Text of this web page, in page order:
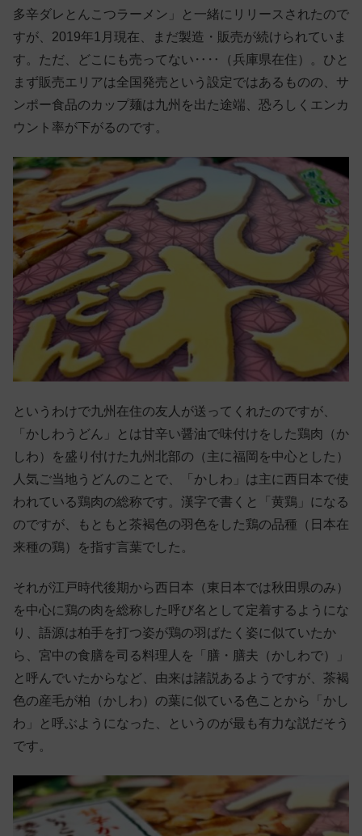
多辛ダレとんこつラーメン」と一緒にリリースされたので
すが、2019年1月現在、まだ製造・販売が続けられていま
す。ただ、どこにも売ってない‥‥（兵庫県在住）。ひと
まず販売エリアは全国発売という設定ではあるものの、サ
ンポー食品のカップ麺は九州を出た途端、恐ろしくエンカ
ウント率が下がるのです。
というわけで九州在住の友人が送ってくれたのですが、
「かしわうどん」とは甘辛い醤油で味付けをした鶏肉（か
しわ）を盛り付けた九州北部の（主に福岡を中心とした）
人気ご当地うどんのことで、「かしわ」は主に西日本で使
われている鶏肉の総称です。漢字で書くと「黄鶏」になる
のですが、もともと茶褐色の羽色をした鶏の品種（日本在
来種の鶏）を指す言葉でした。
それが江戸時代後期から西日本（東日本では秋田県のみ）
を中心に鶏の肉を総称した呼び名として定着するようにな
り、語源は柏手を打つ姿が鶏の羽ばたく姿に似ていたか
ら、宮中の食膳を司る料理人を「膳・膳夫（かしわで）」
と呼んでいたからなど、由来は諸説あるようですが、茶褐
色の産毛が柏（かしわ）の葉に似ている色ことから「かし
わ」と呼ぶようになった、というのが最も有力な説だそう
です。